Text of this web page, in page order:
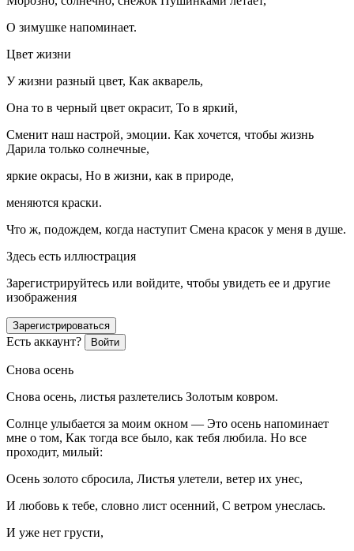
О зимушке напоминает.
Цвет жизни
У жизни разный цвет, Как акварель,
Она то в черный цвет окрасит, То в яркий,
Сменит наш настрой, эмоции. Как хочется, чтобы жизнь
Дарила только солнечные,
яркие окрасы, Но в жизни, как в природе,
меняются краски.
Что ж, подождем, когда наступит Смена красок у меня в душе.
Здесь есть иллюстрация
Зарегистрируйтесь или войдите, чтобы увидеть ее и другие
изображения
Зарегистрироваться
Есть аккаунт? Войти
Снова осень
Снова осень, листья разлетелись Золотым ковром.
Солнце улыбается за моим окном — Это осень напоминает
мне о том, Как тогда все было, как тебя любила. Но все
проходит, милый:
Осень золото сбросила, Листья улетели, ветер их унес,
И любовь к тебе, словно лист осенний, С ветром унеслась.
И уже нет грусти,